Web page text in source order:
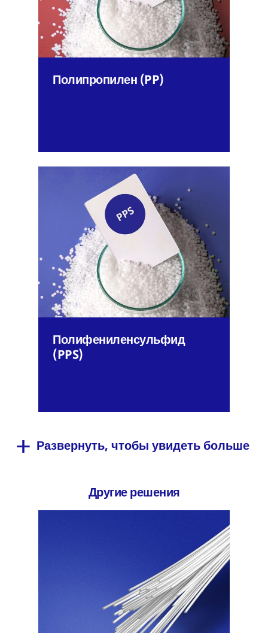
Полипропилен (PP)
Полифениленсульфид
(PPS)
Развернуть, чтобы увидеть больше
Другие решения